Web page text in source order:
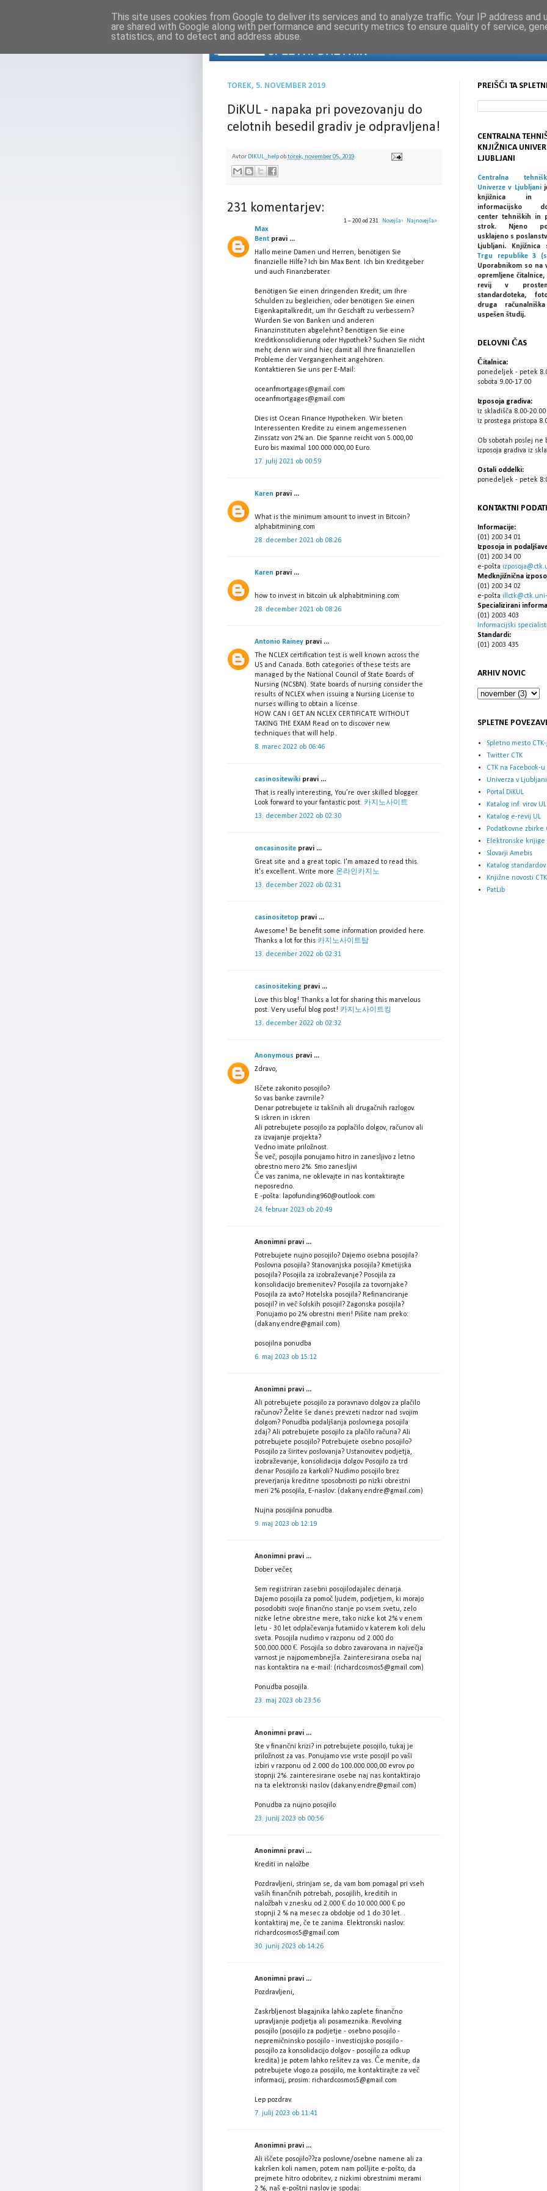
TOREK, 5. NOVEMBER 2019
DiKUL - napaka pri povezovanju do
celotnih besedil gradiv je odpravljena!
Avtor DIKUL_helpobtorek, november 05, 2019
231 komentarjev:
1 – 200 od 231 Novejša› Najnovejša»
Max
Bent pravi ...
Hallo meine Damen und Herren, benötigen Sie
finanzielle Hilfe? Ich bin Max Bent. Ich bin Kreditgeber
und auch Finanzberater.
Benötigen Sie einen dringenden Kredit, um Ihre
Schulden zu begleichen, oder benötigen Sie einen
Eigenkapitalkredit, um Ihr Geschäft zu verbessern?
Wurden Sie von Banken und anderen
Finanzinstituten abgelehnt? Benötigen Sie eine
Kreditkonsolidierung oder Hypothek? Suchen Sie nicht
mehr, denn wir sind hier, damit all Ihre finanziellen
Probleme der Vergangenheit angehören.
Kontaktieren Sie uns per E-Mail:
oceanfmortgages@gmail.com
oceanfmortgages@gmail.com
Dies ist Ocean Finance Hypotheken. Wir bieten
Interessenten Kredite zu einem angemessenen
Zinssatz von 2% an. Die Spanne reicht von 5.000,00
Euro bis maximal 100.000.000,00 Euro.
17. julij 2021 ob 00:59
Karen pravi ...
What is the minimum amount to invest in Bitcoin?
alphabitmining.com
28. december 2021 ob 08:26
Karen pravi ...
how to invest in bitcoin uk alphabitmining.com
28. december 2021 ob 08:26
Antonio Rainey pravi ...
The NCLEX certification test is well known across the
US and Canada. Both categories of these tests are
managed by the National Council of State Boards of
Nursing (NCSBN). State boards of nursing consider the
results of NCLEX when issuing a Nursing License to
nurses willing to obtain a license.
HOW CAN I GET AN NCLEX CERTIFICATE WITHOUT
TAKING THE EXAM Read on to discover new
techniques that will help .
8. marec 2022 ob 06:46
casinositewiki pravi ...
That is really interesting, You’re over skilled blogger.
Look forward to your fantastic post. 카지노사이트
13. december 2022 ob 02:30
oncasinosite pravi ...
Great site and a great topic. I'm amazed to read this.
It's excellent. Write more 온라인카지노
13. december 2022 ob 02:31
casinositetop pravi ...
Awesome! Be benefit some information provided here.
Thanks a lot for this 카지노사이트탑
13. december 2022 ob 02:31
casinositeking pravi ...
Love this blog! Thanks a lot for sharing this marvelous
post. Very useful blog post! 카지노사이트킹
13. december 2022 ob 02:32
Anonymous pravi ...
Zdravo,
Iščete zakonito posojilo?
So vas banke zavrnile?
Denar potrebujete iz takšnih ali drugačnih razlogov.
Si iskren in iskren
Ali potrebujete posojilo za poplačilo dolgov, računov ali
za izvajanje projekta?
Vedno imate priložnost.
Še več, posojila ponujamo hitro in zanesljivo z letno
obrestno mero 2%. Smo zanesljivi
Če vas zanima, ne oklevajte in nas kontaktirajte
neposredno.
E -pošta: lapofunding960@outlook.com
24. februar 2023 ob 20:49
Anonimni pravi ...
Potrebujete nujno posojilo? Dajemo osebna posojila?
Poslovna posojila? Stanovanjska posojila? Kmetijska
posojila? Posojila za izobraževanje? Posojila za
konsolidacijo bremenitev? Posojila za tovornjake?
Posojila za avto? Hotelska posojila? Refinanciranje
posojil? in več šolskih posojil? Zagonska posojila?
.Ponujamo po 2% obrestni meri! Pišite nam preko:
(dakany.endre@gmail.com)
posojilna ponudba
6. maj 2023 ob 15:12
Anonimni pravi ...
Ali potrebujete posojilo za poravnavo dolgov za plačilo
računov? Želite še danes prevzeti nadzor nad svojim
dolgom? Ponudba podaljšanja poslovnega posojila
zdaj? Ali potrebujete posojilo za plačilo računa? Ali
potrebujete posojilo? Potrebujete osebno posojilo?
Posojilo za širitev poslovanja? Ustanovitev podjetja,
izobraževanje, konsolidacija dolgov Posojilo za trd
denar Posojilo za karkoli? Nudimo posojilo brez
preverjanja kreditne sposobnosti po nizki obrestni
meri 2% posojila, E-naslov: (dakany.endre@gmail.com)
Nujna posojilna ponudba.
9. maj 2023 ob 12:19
Anonimni pravi ...
Dober večer,
Sem registriran zasebni posojilodajalec denarja.
Dajemo posojila za pomoč ljudem, podjetjem, ki morajo
posodobiti svoje finančno stanje po vsem svetu, zelo
nizke letne obrestne mere, tako nizke kot 2% v enem
letu - 30 let odplačevanja futamido v katerem koli delu
sveta. Posojila nudimo v razponu od 2.000 do
500.000.000 €. Posojila so dobro zavarovana in največja
varnost je najpomembnejša. Zainteresirana oseba naj
nas kontaktira na e-mail: (richardcosmos5@gmail.com)
Ponudba posojila.
23. maj 2023 ob 23:56
Anonimni pravi ...
Ste v finančni krizi? in potrebujete posojilo, tukaj je
priložnost za vas. Ponujamo vse vrste posojil po vaši
izbiri v razponu od 2.000 do 100.000.000,00 evrov po
stopnji 2%. zainteresirane osebe naj nas kontaktirajo
na ta elektronski naslov (dakany.endre@gmail.com)
Ponudba za nujno posojilo.
23. junij 2023 ob 00:56
Anonimni pravi ...
Krediti in naložbe
Pozdravljeni, strinjam se, da vam bom pomagal pri vseh
vaših finančnih potrebah, posojilih, kreditih in
naložbah v znesku od 2.000 € do 10.000.000 € po
stopnji 2 % na mesec za obdobje od 1 do 30 let. .
kontaktiraj me, če te zanima. Elektronski naslov:
richardcosmos5@gmail.com
30. junij 2023 ob 14:26
Anonimni pravi ...
Pozdravljeni,
Zaskrbljenost blagajnika lahko zaplete finančno
upravljanje podjetja ali posameznika. Revolving
posojilo (posojilo za podjetje - osebno posojilo -
nepremičninsko posojilo - investicijsko posojilo -
posojilo za konsolidacijo dolgov - posojilo za odkup
kredita) je potem lahko rešitev za vas. Če menite, da
potrebujete vlogo za posojilo, me kontaktirajte za več
informacij, prosim: richardcosmos5@gmail.com
Lep pozdrav.
7. julij 2023 ob 11:41
Anonimni pravi ...
Ali iščete posojilo??za poslovne/osebne namene ali za
kakršen koli namen, potem nam pošljite e-pošto, da
prejmete hitro odobritev, z nizkimi obrestnimi merami
2 %, naš e-poštni naslov je spodaj:
PREIŠČI TA
CENTRALNA
KNJIŽNICA
LJUBLJANI
Centralna
Univerze v Ljubljani
knjižnica in
informacijsko
center tehniških in
strok. Njeno
usklajeno s
Ljubljani.
Trgu republike 3
Uporabnikom so na
opremljene čitalnice,
revij v
standardoteka,
druga
uspešen študij.
DELOVNI ČAS
Čitalnica:
ponedeljek - petek
sobota 9.00-17.00
Izposoja gradiva:
iz skladišča 8.00-20.00
iz prostega pristopa
Ob sobotah poslej ne
izposoja gradiva iz
Ostali oddelki:
ponedeljek - petek
KONTAKTNI
Informacije:
(01) 200 34 01
Izposoja in
(01) 200 34 00
e-pošta
Medknjižnična
(01) 200 34 02
e-pošta
Specializirani
(01) 2003 403
Informacijski specialisti
Standardi:
(01) 2003 435
ARHIV NOVIC
SPLETNE
Spletno mesto
Twitter CTK
CTK na Facebook-u
Univerza v Ljubljani
Portal DiKUL
Katalog inf. virov UL
Katalog e-revij UL
Podatkovne zbirke
Elektronske knjige
Slovarji Amebis
Katalog standardov
Knjižne novosti
PatLib
This site uses cookies from Google to deliver its services and to analyze traffic. Your IP address and
are shared with Google along with performance and security metrics to ensure quality of service,
statistics, and to detect and address abuse.